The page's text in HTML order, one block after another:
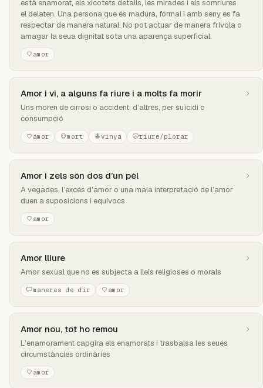
està enamorat, els xicotets detalls, les mirades i els somriures
el delaten. Una persona que és madura, formal i amb seny es fa
respectar de manera natural. No pot actuar de manera frívola o
amagar la seua dignitat sota una aparença superficial.
amor
Amor i vi, a alguns fa riure i a molts fa morir
Uns moren de cirrosi o accident; d’altres, per suïcidi o
consumpció
amor mort vinya riure/plorar
Amor i zels són dos d’un pèl
A vegades, l’excés d’amor o una mala interpretació de l’amor
duen a suposicions i equívocs
amor
Amor lliure
Amor sexual que no es subjecta a lleis religioses o morals
maneres de dir amor
Amor nou, tot ho remou
L’enamorament capgira els enamorats i trasbalsa les seues
circumstàncies ordinàries
amor